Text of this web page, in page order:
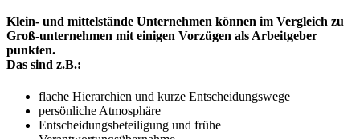
Klein- und mittelstände Unternehmen können im Vergleich zu
Groß-unternehmen mit einigen Vorzügen als Arbeitgeber
punkten.
Das sind z.B.:
flache Hierarchien und kurze Entscheidungswege
persönliche Atmosphäre
Entscheidungsbeteiligung und frühe